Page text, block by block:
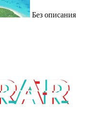
Без описания